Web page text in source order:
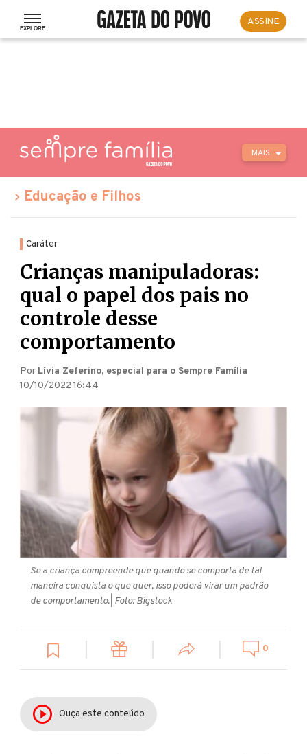
ASSINE
MAIS
Educação e Filhos
Caráter
Crianças manipuladoras:
qual o papel dos pais no
controle desse
comportamento
Por Lívia Zeferino, especial para o Sempre Família
10/10/2022 16:44
Se a criança compreende que quando se comporta de tal
maneira conquista o que quer, isso poderá virar um padrão
de comportamento. | Foto: Bigstock
0
Ouça este conteúdo